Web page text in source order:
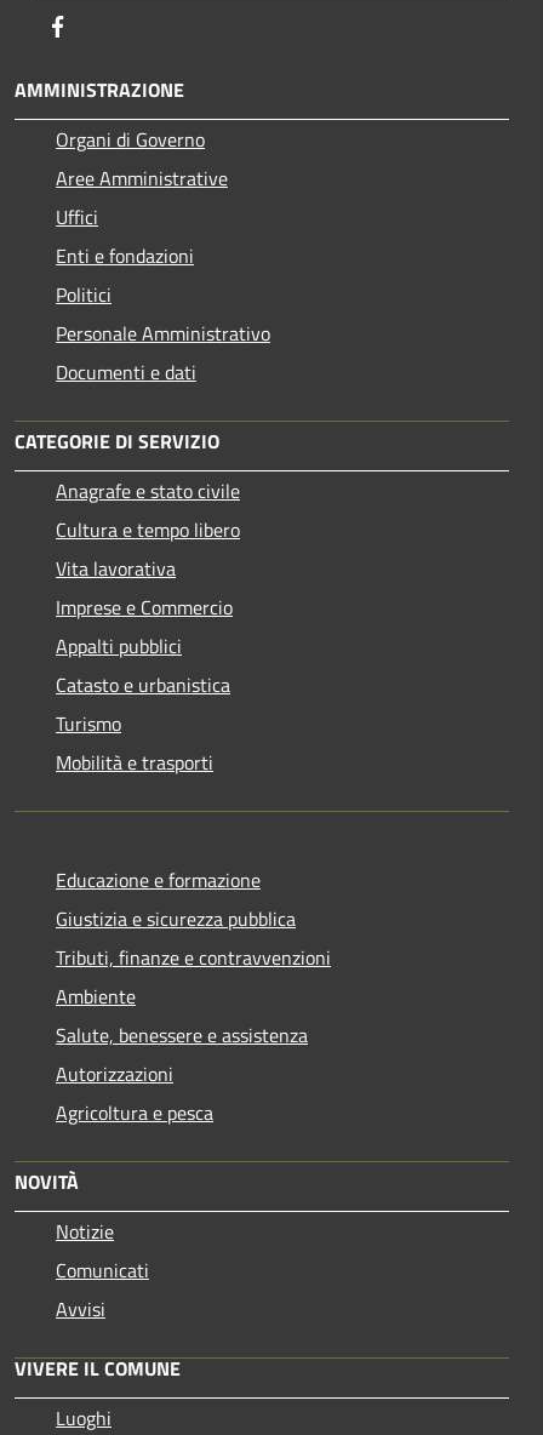
AMMINISTRAZIONE
Organi di Governo
Aree Amministrative
Uffici
Enti e fondazioni
Politici
Personale Amministrativo
Documenti e dati
CATEGORIE DI SERVIZIO
Anagrafe e stato civile
Cultura e tempo libero
Vita lavorativa
Imprese e Commercio
Appalti pubblici
Catasto e urbanistica
Turismo
Mobilità e trasporti
Educazione e formazione
Giustizia e sicurezza pubblica
Tributi, finanze e contravvenzioni
Ambiente
Salute, benessere e assistenza
Autorizzazioni
Agricoltura e pesca
NOVITÀ
Notizie
Comunicati
Avvisi
VIVERE IL COMUNE
Luoghi